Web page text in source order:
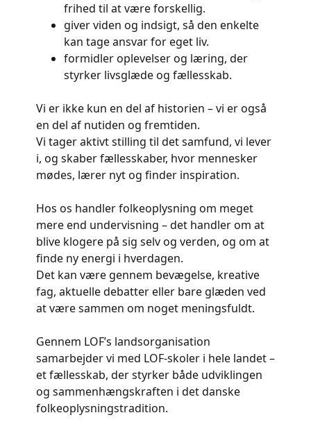
frihed til at være forskellig.
giver viden og indsigt, så den enkelte
kan tage ansvar for eget liv.
formidler oplevelser og læring, der
styrker livsglæde og fællesskab.
Vi er ikke kun en del af historien – vi er også
en del af nutiden og fremtiden.
Vi tager aktivt stilling til det samfund, vi lever
i, og skaber fællesskaber, hvor mennesker
mødes, lærer nyt og finder inspiration.
Hos os handler folkeoplysning om meget
mere end undervisning – det handler om at
blive klogere på sig selv og verden, og om at
finde ny energi i hverdagen.
Det kan være gennem bevægelse, kreative
fag, aktuelle debatter eller bare glæden ved
at være sammen om noget meningsfuldt.
Gennem LOF’s landsorganisation
samarbejder vi med LOF-skoler i hele landet –
et fællesskab, der styrker både udviklingen
og sammenhængskraften i det danske
folkeoplysningstradition.